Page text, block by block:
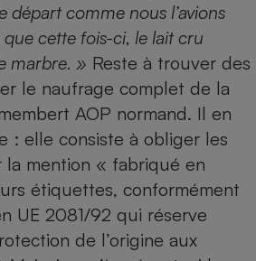
départ comme nous l’avions
cette fois-ci, le lait cru
marbre. » Reste à trouver des
le naufrage complet de la
AOP normand. Il en
: elle consiste à obliger les
la mention « fabriqué en
étiquettes, conformément
UE 2081/92 qui réserve
de l’origine aux